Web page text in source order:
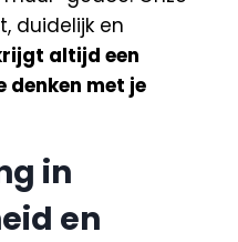
duidelijk en
altijd een
denken met je
in
en